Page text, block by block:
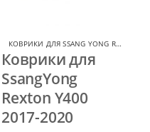
КОВРИКИ ДЛЯ SSANG YONG КОВРИКИ ДЛЯ SSANG YONG REXTON
Коврики для
SsangYong
Rexton Y400
2017-2020